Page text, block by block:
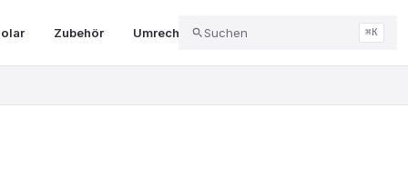
Zubehör Umrechner & Tools Abo & Kündigung
Suchen ⌘K